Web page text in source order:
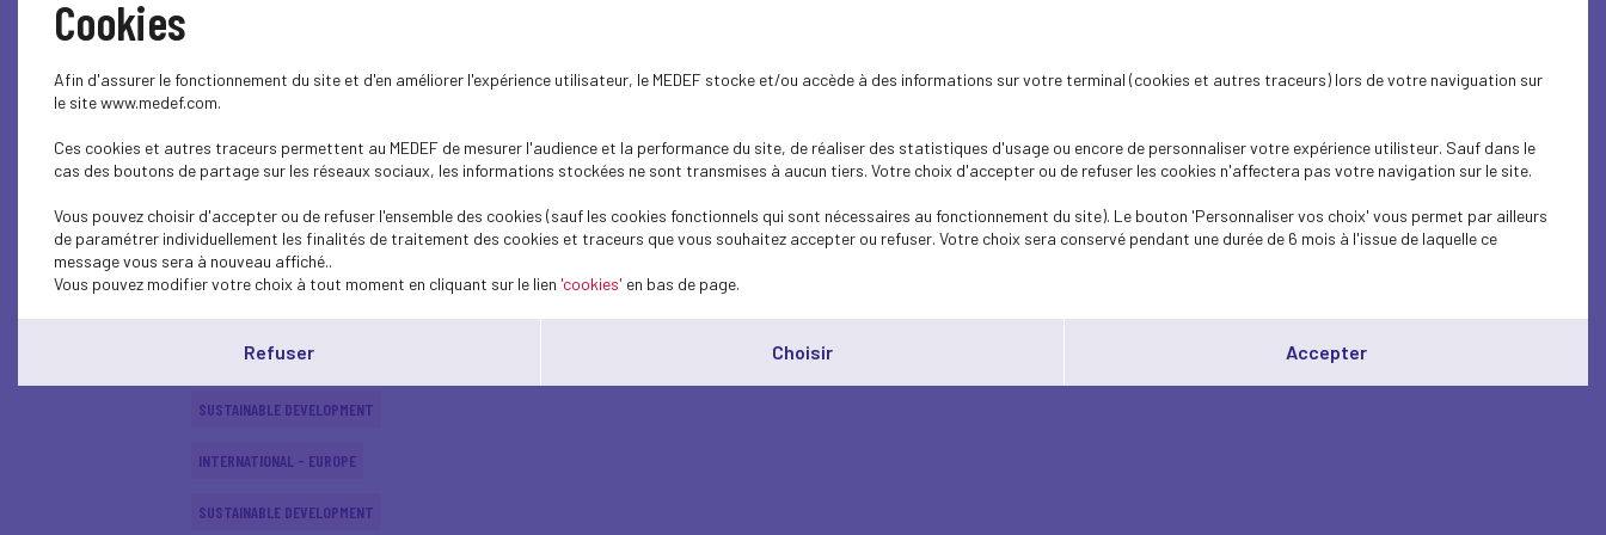
SUSTAINABLE DEVELOPMENT
SUSTAINABLE DEVELOPMENT
SUSTAINABLE DEVELOPMENT
SUSTAINABLE DEVELOPMENT
SUSTAINABLE DEVELOPMENT
INTERNATIONAL - EUROPE
SUSTAINABLE DEVELOPMENT
Cookies
Afin d'assurer le fonctionnement du site et d'en améliorer l'expérience utilisateur, le MEDEF stocke et/ou accède à des informations sur votre terminal (cookies et autres traceurs) lors de votre naviguation sur
le site www.medef.com.
Ces cookies et autres traceurs permettent au MEDEF de mesurer l'audience et la performance du site, de réaliser des statistiques d'usage ou encore de personnaliser votre expérience utilisteur. Sauf dans le
cas des boutons de partage sur les réseaux sociaux, les informations stockées ne sont transmises à aucun tiers. Votre choix d'accepter ou de refuser les cookies n'affectera pas votre navigation sur le site.
Vous pouvez choisir d'accepter ou de refuser l'ensemble des cookies (sauf les cookies fonctionnels qui sont nécessaires au fonctionnement du site). Le bouton 'Personnaliser vos choix' vous permet par ailleurs
de paramétrer individuellement les finalités de traitement des cookies et traceurs que vous souhaitez accepter ou refuser. Votre choix sera conservé pendant une durée de 6 mois à l'issue de laquelle ce
message vous sera à nouveau affiché..
Vous pouvez modifier votre choix à tout moment en cliquant sur le lien 'cookies' en bas de page.
Refuser Choisir Accepter